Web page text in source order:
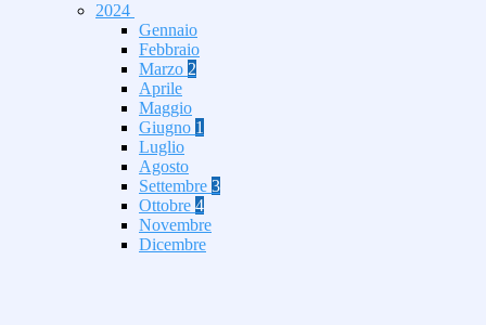
2024
Gennaio
Febbraio
Marzo 2
Aprile
Maggio
Giugno 1
Luglio
Agosto
Settembre 3
Ottobre 4
Novembre
Dicembre